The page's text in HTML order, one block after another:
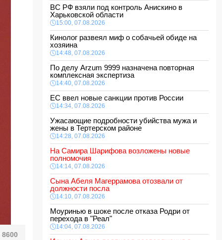
8600
ВС РФ взяли под контроль Анискино в
Харьковской области
15:00, 07.08.2026
Кинолог развеял миф о собачьей обиде на
хозяина
14:48, 07.08.2026
По делу Arzum 9999 назначена повторная
комплексная экспертиза
14:40, 07.08.2026
ЕС ввел новые санкции против России
14:34, 07.08.2026
Ужасающие подробности убийства мужа и
жены в Тертерском районе
14:28, 07.08.2026
На Самира Шарифова возложены новые
полномочия
14:14, 07.08.2026
Сына Абеля Магеррамова отозвали от
должности посла
14:10, 07.08.2026
Моуринью в шоке после отказа Родри от
перехода в "Реал"
14:04, 07.08.2026